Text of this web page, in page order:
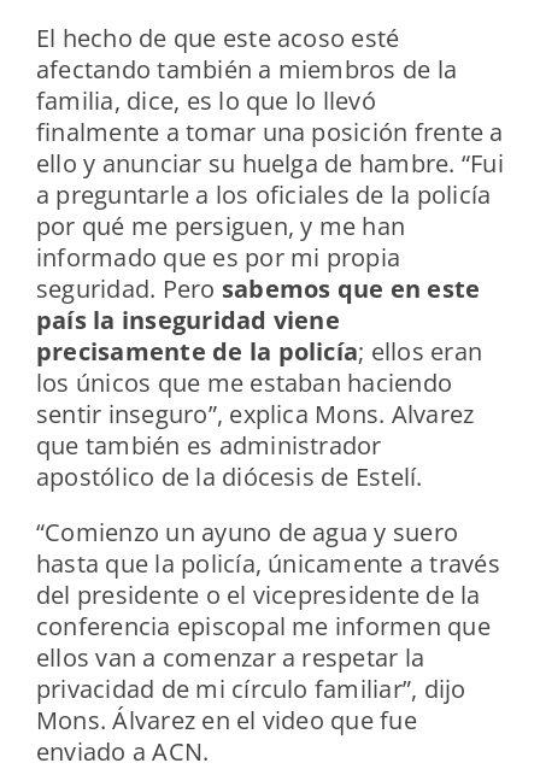
El hecho de que este acoso esté
afectando también a miembros de la
familia, dice, es lo que lo llevó
finalmente a tomar una posición frente a
ello y anunciar su huelga de hambre. “Fui
a preguntarle a los oficiales de la policía
por qué me persiguen, y me han
informado que es por mi propia
seguridad. Pero sabemos que en este
país la inseguridad viene
precisamente de la policía; ellos eran
los únicos que me estaban haciendo
sentir inseguro”, explica Mons. Alvarez
que también es administrador
apostólico de la diócesis de Estelí.
“Comienzo un ayuno de agua y suero
hasta que la policía, únicamente a través
del presidente o el vicepresidente de la
conferencia episcopal me informen que
ellos van a comenzar a respetar la
privacidad de mi círculo familiar”, dijo
Mons. Álvarez en el video que fue
enviado a ACN.